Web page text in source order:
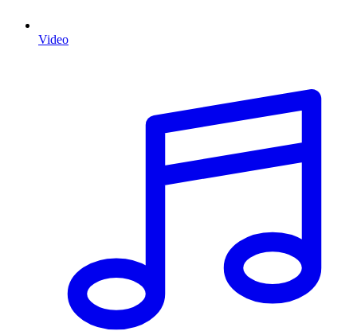
Video